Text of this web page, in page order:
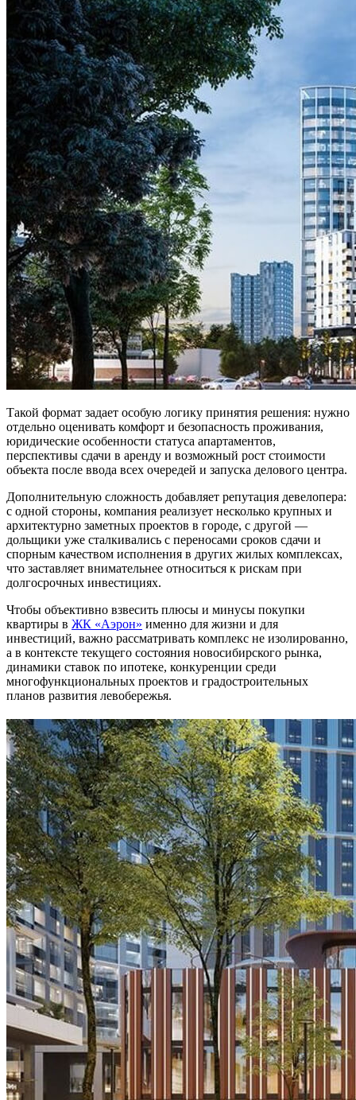
Такой формат задает особую логику принятия решения: нужно
отдельно оценивать комфорт и безопасность проживания,
юридические особенности статуса апартаментов,
перспективы сдачи в аренду и возможный рост стоимости
объекта после ввода всех очередей и запуска делового центра.
Дополнительную сложность добавляет репутация девелопера:
с одной стороны, компания реализует несколько крупных и
архитектурно заметных проектов в городе, с другой —
дольщики уже сталкивались с переносами сроков сдачи и
спорным качеством исполнения в других жилых комплексах,
что заставляет внимательнее относиться к рискам при
долгосрочных инвестициях.
Чтобы объективно взвесить плюсы и минусы покупки
квартиры в ЖК «Аэрон» именно для жизни и для
инвестиций, важно рассматривать комплекс не изолированно,
а в контексте текущего состояния новосибирского рынка,
динамики ставок по ипотеке, конкуренции среди
многофункциональных проектов и градостроительных
планов развития левобережья.